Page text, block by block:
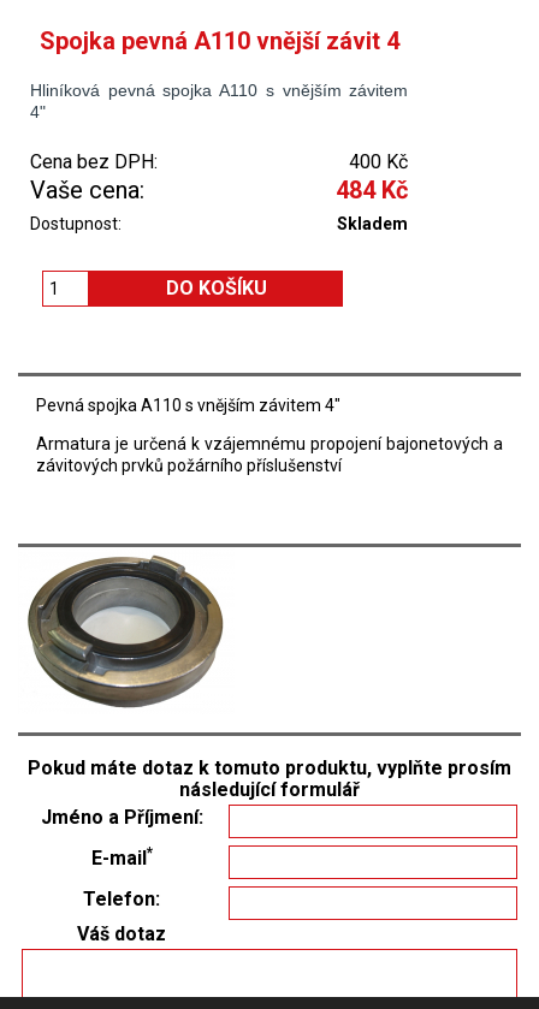
Spojka pevná A110 vnější závit 4
Hliníková pevná spojka A110 s vnějším závitem
4"
Cena bez DPH: 400 Kč
Vaše cena: 484 Kč
Dostupnost: Skladem
Pevná spojka A110 s vnějším závitem 4"
Armatura je určená k vzájemnému propojení bajonetových a
závitových prvků požárního příslušenství
Pokud máte dotaz k tomuto produktu, vyplňte prosím
následující formulář
Jméno a Příjmení:
E-mail*
Telefon:
Váš dotaz